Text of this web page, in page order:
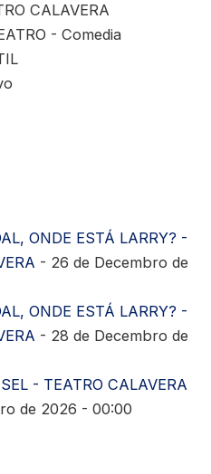
CALAVERA
- Comedia
ONDE ESTÁ LARRY? -
- 26 de Decembro de
ONDE ESTÁ LARRY? -
- 28 de Decembro de
- TEATRO CALAVERA
de 2026 - 00:00